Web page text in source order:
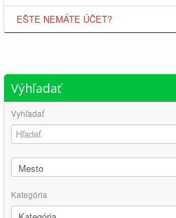
EŠTE NEMÁTE ÚČET?
Výhľadať
Vyhľadať
Kategória